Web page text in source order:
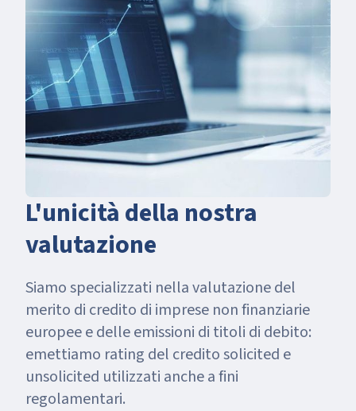
L'unicità della nostra
valutazione
Siamo specializzati nella valutazione del
merito di credito di imprese non finanziarie
europee e delle emissioni di titoli di debito:
emettiamo rating del credito solicited e
unsolicited utilizzati anche a fini
regolamentari.